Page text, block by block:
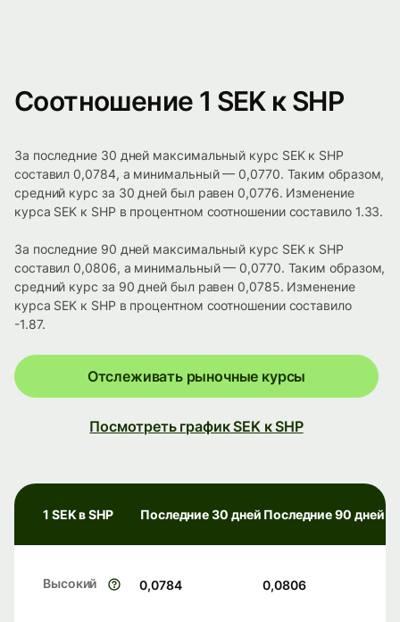
Соотношение 1 SEK к SHP
За последние 30 дней максимальный курс SEK к SHP
составил 0,0784, а минимальный — 0,0770. Таким образом,
средний курс за 30 дней был равен 0,0776. Изменение
курса SEK к SHP в процентном соотношении составило 1.33.
За последние 90 дней максимальный курс SEK к SHP
составил 0,0806, а минимальный — 0,0770. Таким образом,
средний курс за 90 дней был равен 0,0785. Изменение
курса SEK к SHP в процентном соотношении составило
-1.87.
Отслеживать рыночные курсы
Посмотреть график SEK к SHP
1 SEK в SHP Последние 30 дней Последние 90 дней
Высокий 0,0784 0,0806